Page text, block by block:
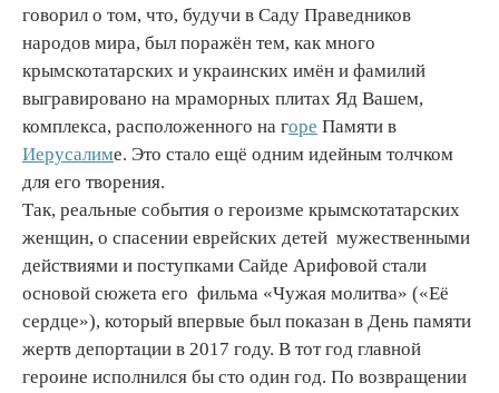
говорил о том, что, будучи в Саду Праведников
народов мира, был поражён тем, как много
крымскотатарских и украинских имён и фамилий
выгравировано на мраморных плитах Яд Вашем,
комплекса, расположенного на горе Памяти в
Иерусалиме. Это стало ещё одним идейным толчком
для его творения.
Так, реальные события о героизме крымскотатарских
женщин, о спасении еврейских детей мужественными
действиями и поступками Сайде Арифовой стали
основой сюжета его фильма «Чужая молитва» («Её
сердце»), который впервые был показан в День памяти
жертв депортации в 2017 году. В тот год главной
героине исполнился бы сто один год. По возвращении